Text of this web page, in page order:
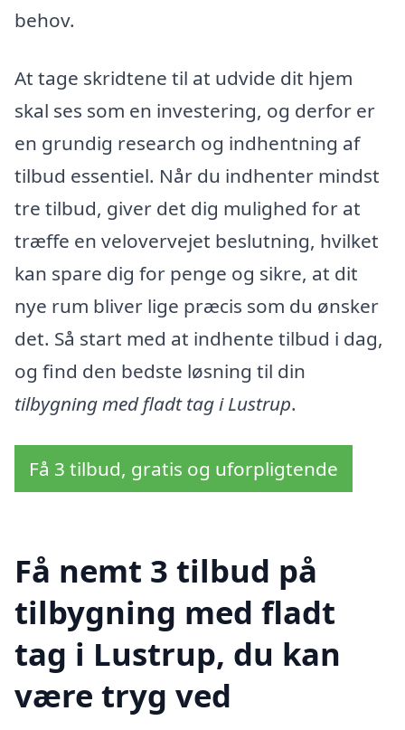
behov.
At tage skridtene til at udvide dit hjem
skal ses som en investering, og derfor er
en grundig research og indhentning af
tilbud essentiel. Når du indhenter mindst
tre tilbud, giver det dig mulighed for at
træffe en velovervejet beslutning, hvilket
kan spare dig for penge og sikre, at dit
nye rum bliver lige præcis som du ønsker
det. Så start med at indhente tilbud i dag,
og find den bedste løsning til din
tilbygning med fladt tag i Lustrup.
Få 3 tilbud, gratis og uforpligtende
Få nemt 3 tilbud på
tilbygning med fladt
tag i Lustrup, du kan
være tryg ved